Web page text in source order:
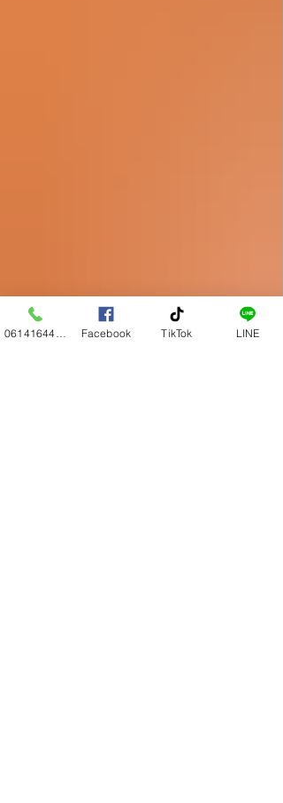
Facebook TikTok LINE